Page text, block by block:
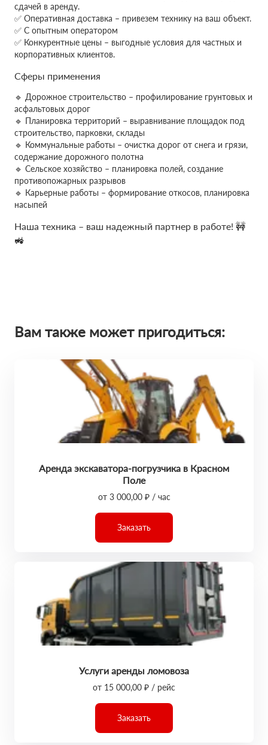
сдачей в аренду.
✅ Оперативная доставка – привезем технику на ваш объект.
✅ С опытным оператором
✅ Конкурентные цены – выгодные условия для частных и
корпоративных клиентов.
Сферы применения
🔹 Дорожное строительство – профилирование грунтовых и
асфальтовых дорог
🔹 Планировка территорий – выравнивание площадок под
строительство, парковки, склады
🔹 Коммунальные работы – очистка дорог от снега и грязи,
содержание дорожного полотна
🔹 Сельское хозяйство – планировка полей, создание
противопожарных разрывов
🔹 Карьерные работы – формирование откосов, планировка
насыпей
Наша техника – ваш надежный партнер в работе! 🚧
🚜
Вам также может пригодиться:
Аренда экскаватора-погрузчика в Красном
Поле
от 3 000,00 ₽ / час
Заказать
Услуги аренды ломовоза
от 15 000,00 ₽ / рейс
Заказать